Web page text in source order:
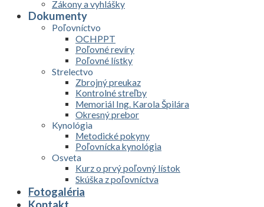
Zákony a vyhlášky
Dokumenty
Poľovníctvo
OCHPPT
Poľovné revíry
Poľovné lístky
Strelectvo
Zbrojný preukaz
Kontrolné streľby
Memoriál Ing. Karola Špilára
Okresný prebor
Kynológia
Metodické pokyny
Poľovnícka kynológia
Osveta
Kurz o prvý poľovný lístok
Skúška z poľovníctva
Fotogaléria
Kontakt